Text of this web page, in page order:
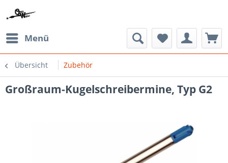
Menü
Übersicht Zubehör
Großraum-Kugelschreibermine, Typ G2